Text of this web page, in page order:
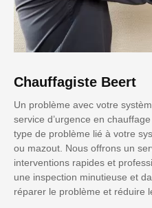
Chauffagiste Beert
Un problème avec votre
service d’urgence en
type de problème lié à votre
ou mazout. Nous offrons un
interventions rapides et
une inspection minutieuse et
réparer le problème et réduire